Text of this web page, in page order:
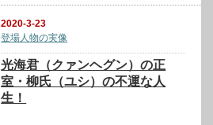
2020-3-23
登場人物の実像
光海君（クァンヘグン）の正
室・柳氏（ユシ）の不運な人
生！